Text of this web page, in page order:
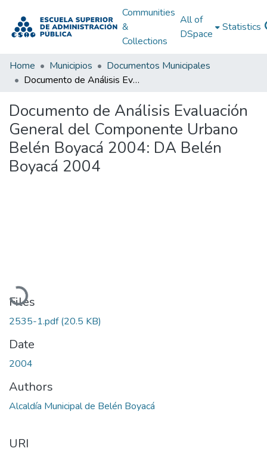
Communities
&
Collections
All of
DSpace
Statistics
Home Municipios
Documentos Municipales
Documento de Análisis Evaluación General del Componente Urbano Belén Boyacá 2004: DA Belén Boyacá 2004
Documento de Análisis Evaluación
General del Componente Urbano
Belén Boyacá 2004: DA Belén
Boyacá 2004
Loading...
Files
2535-1.pdf(20.5 KB)
Date
2004
Authors
Alcaldía Municipal de Belén Boyacá
URI